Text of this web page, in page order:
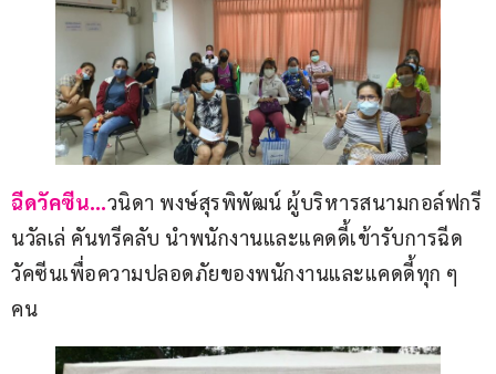
ฉีดวัคซีน…วนิดา พงษ์สุรพิพัฒน์ ผู้บริหารสนามกอล์ฟกรี
นวัลเล่ คันทรีคลับ นำพนักงานและแคดดี้เข้ารับการฉีด
วัคซีนเพื่อความปลอดภัยของพนักงานและแคดดี้ทุก ๆ
คน